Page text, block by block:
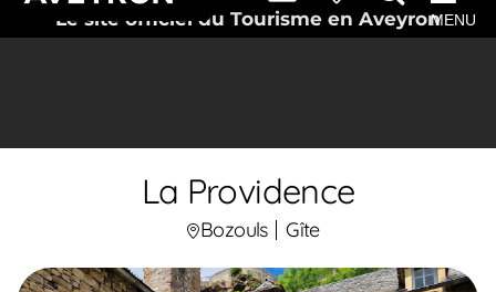
Le site officiel du Tourisme en AveyronMENU
La Providence
Bozouls Gîte